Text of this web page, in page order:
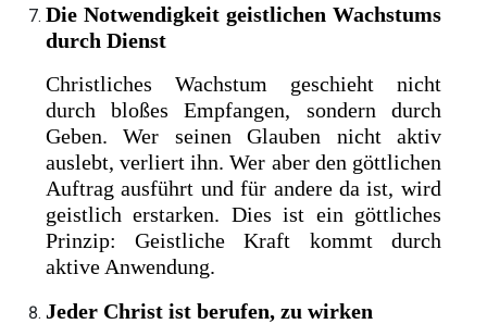
Die Notwendigkeit geistlichen Wachstums
durch Dienst
Christliches Wachstum geschieht nicht
durch bloßes Empfangen, sondern durch
Geben. Wer seinen Glauben nicht aktiv
auslebt, verliert ihn. Wer aber den göttlichen
Auftrag ausführt und für andere da ist, wird
geistlich erstarken. Dies ist ein göttliches
Prinzip: Geistliche Kraft kommt durch
aktive Anwendung.
Jeder Christ ist berufen, zu wirken